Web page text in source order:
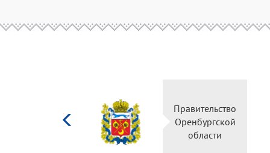
Правительство
Оренбургской
области